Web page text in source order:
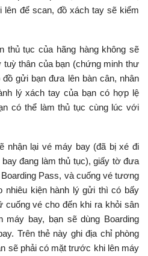
lên để scan, đồ xách tay sẽ kiểm
thủ tục của hãng hàng không sẽ
thân của bạn (chứng minh thư
gửi bạn đưa lên bàn cân, nhân
lý xách tay của bạn có hợp lệ
có thể làm thủ tục cùng lúc với
nhận lại vé máy bay (đã bị xé đi
đang làm thủ tục), giấy tờ đưa
Pass, và cuống vé tương
nhiêu kiện hành lý gửi thì có bấy
cuống vé cho đến khi ra khỏi sân
bay, bạn sẽ dùng Boarding
Trên thẻ này ghi địa chỉ phòng
sẽ phải có mặt trước khi lên máy